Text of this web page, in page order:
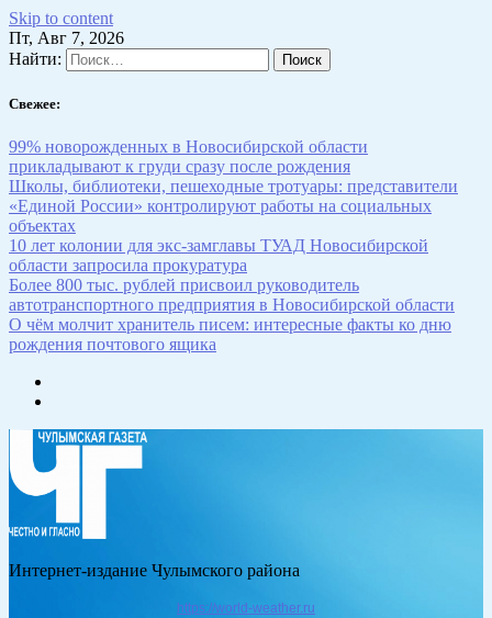
Skip to content
Пт, Авг 7, 2026
Найти:
Свежее:
99% новорожденных в Новосибирской области
прикладывают к груди сразу после рождения
Школы, библиотеки, пешеходные тротуары: представители
«Единой России» контролируют работы на социальных
объектах
10 лет колонии для экс-замглавы ТУАД Новосибирской
области запросила прокуратура
Более 800 тыс. рублей присвоил руководитель
автотранспортного предприятия в Новосибирской области
О чём молчит хранитель писем: интересные факты ко дню
рождения почтового ящика
Интернет-издание Чулымского района
https://world-weather.ru